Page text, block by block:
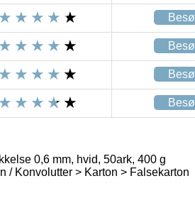
0,6 mm, hvid, 50ark, 400 g
/ Konvolutter > Karton > Falsekarton